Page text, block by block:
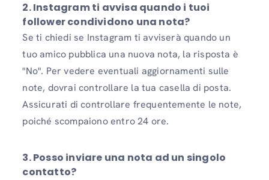
2. Instagram ti avvisa quando i tuoi
follower condividono una nota?
Se ti chiedi se Instagram ti avviserà quando un
tuo amico pubblica una nuova nota, la risposta è
"No". Per vedere eventuali aggiornamenti sulle
note, dovrai controllare la tua casella di posta.
Assicurati di controllare frequentemente le note,
poiché scompaiono entro 24 ore.
3. Posso inviare una nota ad un singolo
contatto?